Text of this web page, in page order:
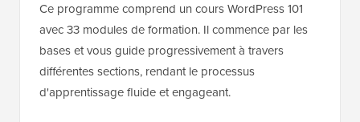
Ce programme comprend un cours WordPress 101
avec 33 modules de formation. Il commence par les
bases et vous guide progressivement à travers
différentes sections, rendant le processus
d'apprentissage fluide et engageant.